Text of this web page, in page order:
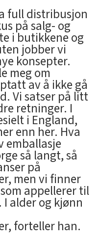
full distribusjon
på salg- og
i butikkene og
jobber vi
konsepter.
meg om
av å ikke gå
Vi satser på litt
retninger. I
i England,
enn her. Hva
emballasje
så langt, så
på
men vi finner
appellerer til
alder og kjønn
forteller han.